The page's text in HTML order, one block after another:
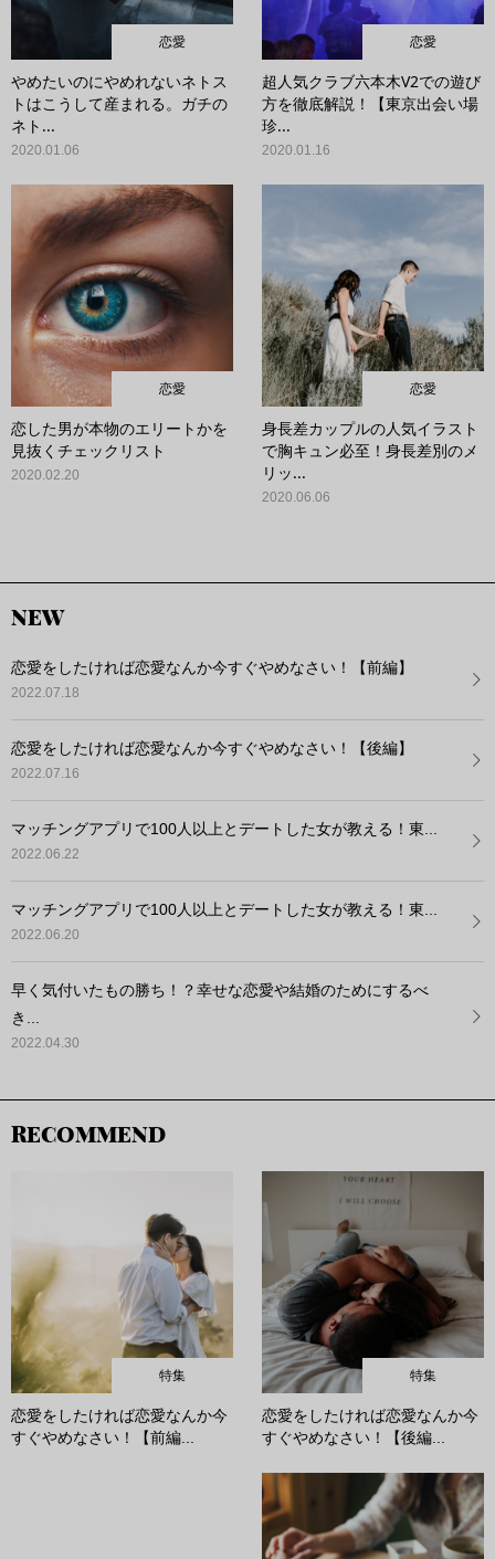
恋愛
やめたいのにやめれないネトス
トはこうして産まれる。ガチの
ネト...
2020.01.06
恋愛
超人気クラブ六本木V2での遊び
方を徹底解説！【東京出会い場
珍...
2020.01.16
恋愛
恋した男が本物のエリートかを
見抜くチェックリスト
2020.02.20
恋愛
身長差カップルの人気イラスト
で胸キュン必至！身長差別のメ
リッ...
2020.06.06
NEW
恋愛をしたければ恋愛なんか今すぐやめなさい！【前編】
2022.07.18
恋愛をしたければ恋愛なんか今すぐやめなさい！【後編】
2022.07.16
マッチングアプリで100人以上とデートした女が教える！東...
2022.06.22
マッチングアプリで100人以上とデートした女が教える！東...
2022.06.20
早く気付いたもの勝ち！？幸せな恋愛や結婚のためにするべ
き...
2022.04.30
RECOMMEND
特集
恋愛をしたければ恋愛なんか今
すぐやめなさい！【前編...
特集
恋愛をしたければ恋愛なんか今
すぐやめなさい！【後編...